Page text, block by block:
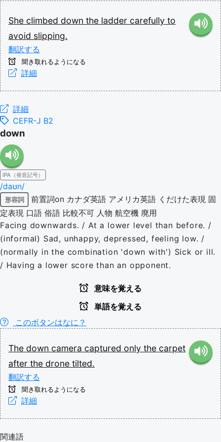
She climbed down the ladder carefully to
avoid slipping.
翻訳する
聞き取れるようになる
詳細
詳細
CEFR-J B2
down
IPA（発音記号）
/daʊn/
形容詞 前置詞on カナダ英語 アメリカ英語 くだけた表現 固
定表現 口語 俗語 比較不可 人物 航空機 廃用
Facing downwards. / At a lower level than before. /
(informal) Sad, unhappy, depressed, feeling low. /
(normally in the combination 'down with') Sick or ill.
/ Having a lower score than an opponent.
意味を覚える
単語を覚える
このボタンはなに？
The down camera captured only the carpet
after the drone tilted.
翻訳する
聞き取れるようになる
詳細
関連語